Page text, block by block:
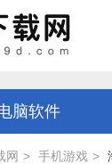
脑软件
网 手机游戏